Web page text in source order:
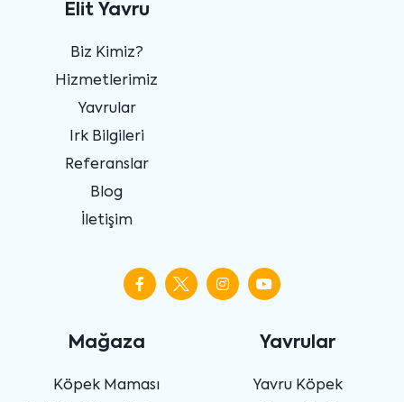
Elit Yavru
Biz Kimiz?
Hizmetlerimiz
Yavrular
Irk Bilgileri
Referanslar
Blog
İletişim
Mağaza
Köpek Maması
Yavrular
Yavru Köpek